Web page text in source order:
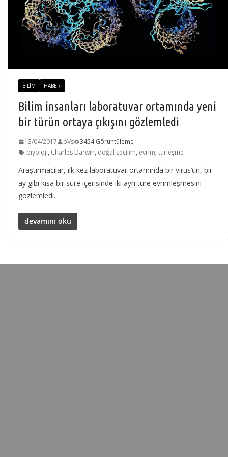
BILIM HABER
Bilim insanları laboratuvar ortamında yeni
bir türün ortaya çıkışını gözlemledi
13/04/2017 bVs
3454 Görüntüleme
biyoloji, Charles Darwin, doğal seçilim, evrim, türleşme
Araştırmacılar, ilk kez laboratuvar ortamında bir virüs’ün, bir
ay gibi kısa bir süre içerisinde iki ayrı türe evrimleşmesini
gözlemledi.
devamını oku